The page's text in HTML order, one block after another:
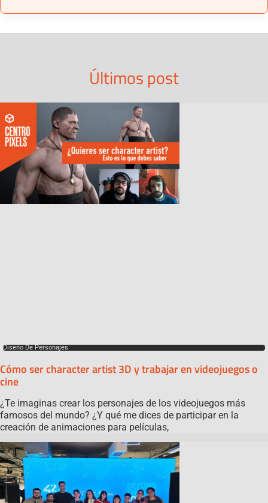
Últimos post
Diseño De Personajes
Cómo ser character artist 3D y trabajar en videojuegos o
cine
¿Te imaginas crear los personajes de los videojuegos más
famosos del mundo? ¿Y qué me dices de participar en la
creación de animaciones para películas,